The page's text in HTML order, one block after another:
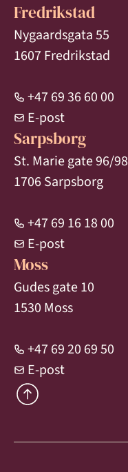
Fredrikstad
Nygaardsgata 55
1607 Fredrikstad
+47 69 36 60 00
E-post
Sarpsborg
St. Marie gate 96/98
1706 Sarpsborg
+47 69 16 18 00
E-post
Moss
Gudes gate 10
1530 Moss
+47 69 20 69 50
E-post